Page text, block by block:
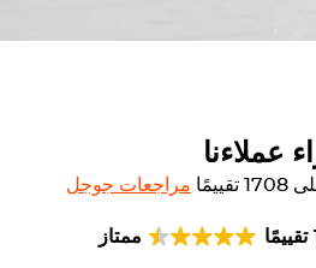
عملاءنا
مراجعات جوجل
ممتاز